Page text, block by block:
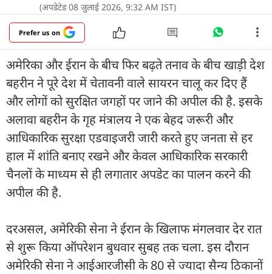
(अपडेटेड 08 जुलाई 2026, 9:32 AM IST)
Prefer us on
अमेरिका और ईरान के बीच फिर बढ़ते तनाव के बीच खाड़ी देश
बहरीन ने पूरे देश में चेतावनी वाले सायरन चालू कर दिए हैं
और लोगों को सुरक्षित जगहों पर जाने की अपील की है. इसके
अलावा बहरीन के गृह मंत्रालय ने एक बेहद जरूरी और
आधिकारिक सुरक्षा एडवाइजरी जारी करते हुए जनता से हर
हाल में शांति बनाए रखने और केवल आधिकारिक सरकारी
चैनलों के माध्यम से ही लगातार अपडेट का पालन करने की
अपील की है.
दरअसल, अमेरिकी सेना ने ईरान के खिलाफ मंगलवार देर रात
से शुरू किया ऑपरेशन बुधवार सुबह तक चला. इस दौरान
अमेरिकी सेना ने आईआरजीसी के 80 से ज्यादा सैन्य ठिकानों